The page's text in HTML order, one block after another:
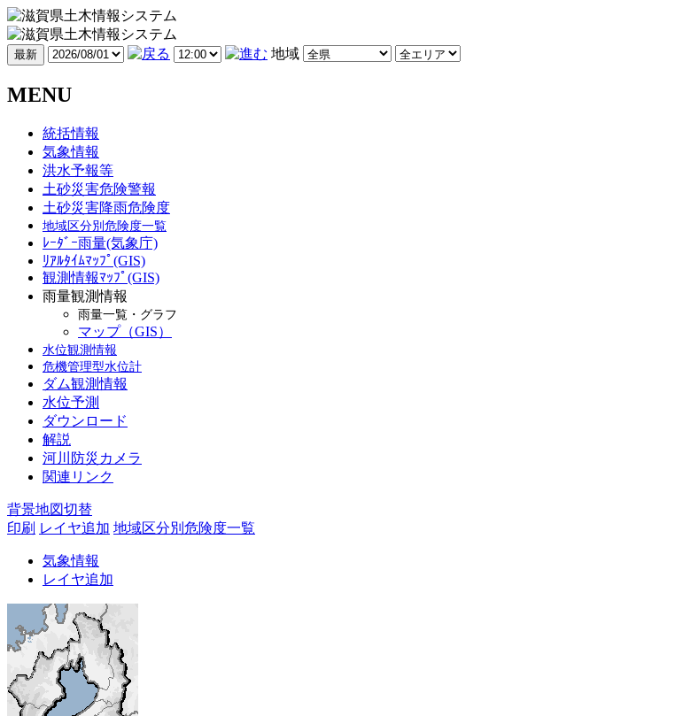
地域
MENU
統括情報
気象情報
洪水予報等
土砂災害危険警報
土砂災害降雨危険度
地域区分別危険度一覧
ﾚｰﾀﾞｰ雨量(気象庁)
ﾘｱﾙﾀｲﾑﾏｯﾌﾟ(GIS)
観測情報ﾏｯﾌﾟ(GIS)
雨量観測情報
雨量一覧・グラフ
マップ（GIS）
水位観測情報
危機管理型水位計
ダム観測情報
水位予測
ダウンロード
解説
河川防災カメラ
関連リンク
背景地図切替
印刷 レイヤ追加 地域区分別危険度一覧
気象情報
レイヤ追加